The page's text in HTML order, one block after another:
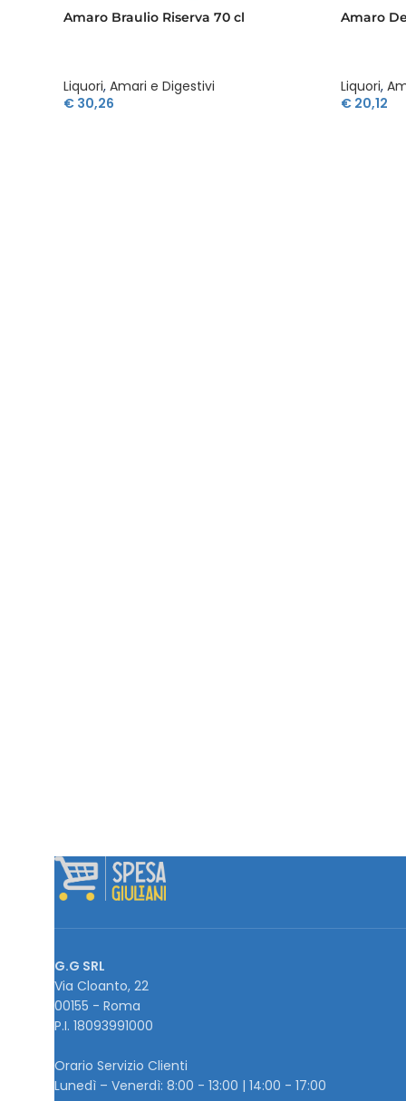
Amaro Braulio Riserva 70 cl
Liquori, Amari e Digestivi
€ 30,26
Amaro
Liquori,
€20,12
G.G SRL
Via Cloanto, 22
00155 - Roma
P.I. ‭18093991000
Orario Servizio Clienti
Lunedì – Venerdì: 8:00 - 13:00 | 14:00 - 17:00